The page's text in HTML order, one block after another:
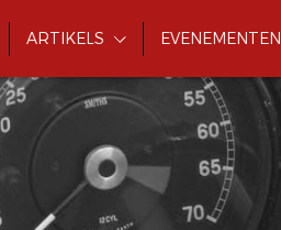
ARTIKELS EVENEMENTEN